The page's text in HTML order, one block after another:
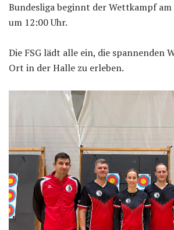
Bundesliga beginnt der Wettkampf
um 12:00 Uhr.
Die FSG lädt alle ein, die spannenden
Ort in der Halle zu erleben.